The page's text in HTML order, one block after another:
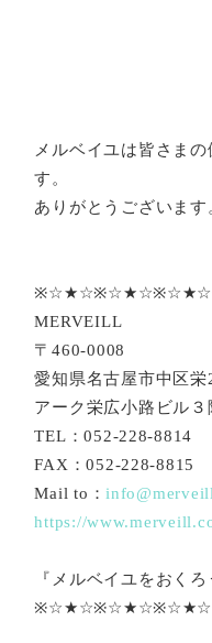
メルベイユは皆さま
す。
ありがとうございます
MERVEILL
〒460-0008
愛知県名古屋市中区栄
アーク栄広小路ビル３
TEL：052-228-8814
FAX：052-228-8815
Mail to：
https://
『メルベイユをおくろ